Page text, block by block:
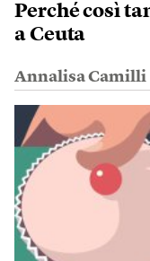
Perché così
a Ceuta
Annalisa Camilli